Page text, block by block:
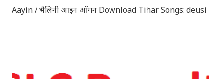
Aayin / भैलिनी आइन आँगन Download Tihar Songs: deusi
Download: Tihar Dhun (Deusi,Bhailo)/ तिहार धुन(देउसी